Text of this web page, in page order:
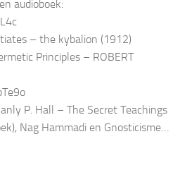
audioboek:
– the kybalion (1912)
Principles – ROBERT
P. Hall – The Secret Teachings
Nag Hammadi en Gnosticisme…